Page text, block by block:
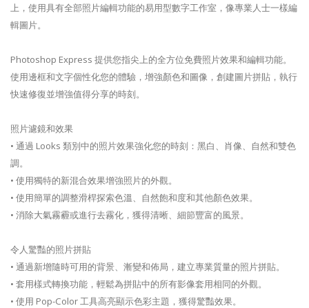
上，使用具有全部照片編輯功能的易用型數字工作室，像專業人士一樣編
輯圖片。
Photoshop Express 提供您指尖上的全方位免費照片效果和編輯功能。
使用邊框和文字個性化您的體驗，增強顏色和圖像，創建圖片拼貼，執行
快速修復並增強值得分享的時刻。
照片濾鏡和效果
• 通過 Looks 類別中的照片效果強化您的時刻：黑白、肖像、自然和雙色
調。
• 使用獨特的新混合效果增強照片的外觀。
• 使用簡單的調整滑桿探索色溫、自然飽和度和其他顏色效果。
• 消除大氣霧霾或進行去霧化，獲得清晰、細節豐富的風景。
令人驚豔的照片拼貼
• 通過新增隨時可用的背景、漸變和佈局，建立專業質量的照片拼貼。
• 套用樣式轉換功能，輕鬆為拼貼中的所有影像套用相同的外觀。
• 使用 Pop-Color 工具高亮顯示色彩主題，獲得驚豔效果。